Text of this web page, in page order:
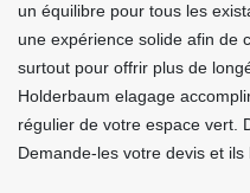
un équilibre pour tous les
une expérience solide afin de
surtout pour offrir plus de
Holderbaum elagage
régulier de votre espace vert.
Demande-les votre devis et ils